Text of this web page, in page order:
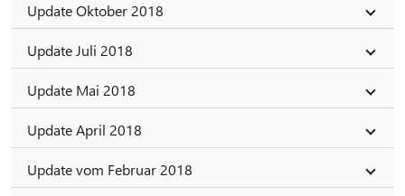
Update Oktober 2018
Update Juli 2018
Update Mai 2018
Update April 2018
Update vom Februar 2018